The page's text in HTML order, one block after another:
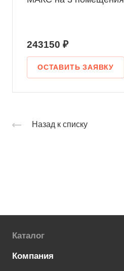
243150 ₽
ОСТАВИТЬ ЗАЯВКУ
Назад к списку
Каталог
Компания